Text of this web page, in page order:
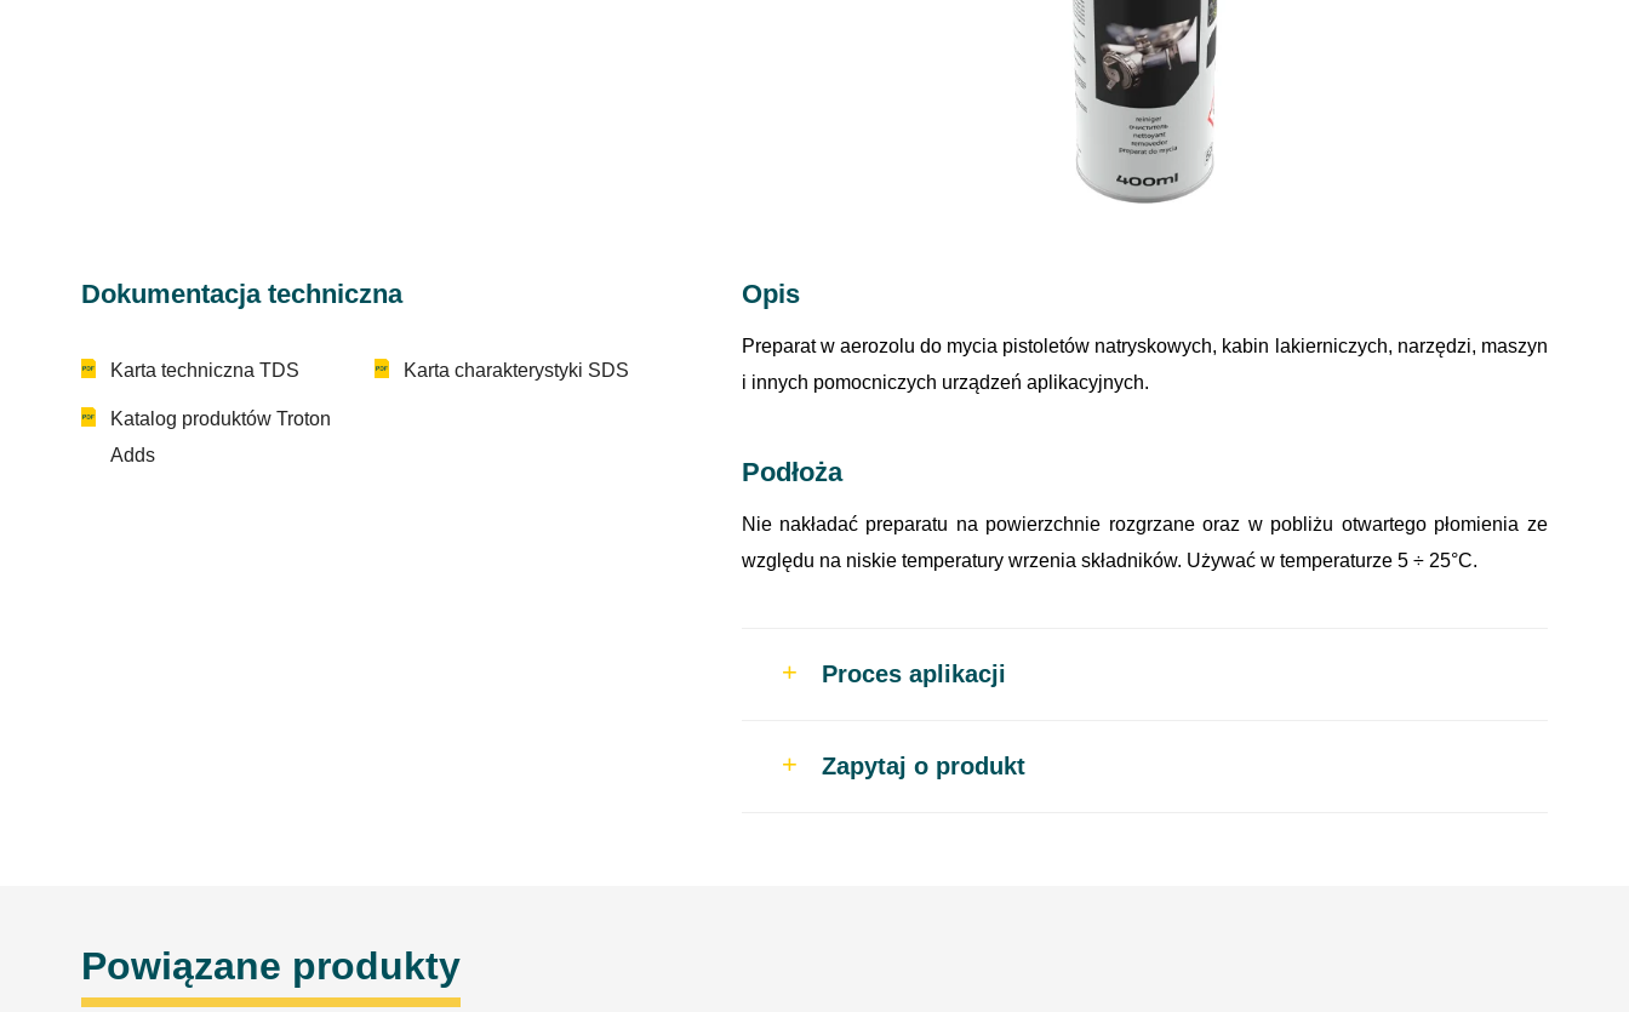
Dokumentacja techniczna
Karta techniczna TDS Karta charakterystyki SDS
Katalog produktów Troton
Adds
Opis
Preparat w aerozolu do mycia pistoletów natryskowych, kabin lakierniczych, narzędzi, maszyn
i innych pomocniczych urządzeń aplikacyjnych.
Podłoża
Nie nakładać preparatu na powierzchnie rozgrzane oraz w pobliżu otwartego płomienia ze
względu na niskie temperatury wrzenia składników. Używać w temperaturze 5 ÷ 25°C.
Proces aplikacji
Stosowanie
Zapytaj o produkt
Powiązane produkty